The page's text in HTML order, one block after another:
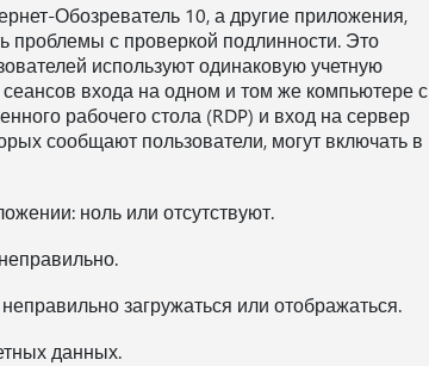
Обозреватель 10, а другие приложения,
проблемы с проверкой подлинности. Это
используют одинаковую учетную
входа на одном и том же компьютере с
рабочего стола (RDP) и вход на сервер
сообщают пользователи, могут включать в
ноль или отсутствуют.
загружаться или отображаться.
данных.